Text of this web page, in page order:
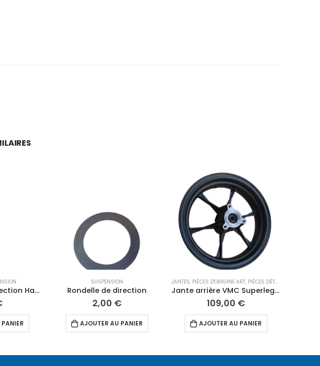
PNEU
Roulement de direction Haut
SUSPENSION
Rondelle de direction
2,00 €
AJOUTER AU PANIER
JANTES, PIÈCES D'ORIGINE ART, PIÈCES DÉTACHÉES 12"
Jante arrière VMC Superlegera
109,00 €
AJOUTER AU PANIER